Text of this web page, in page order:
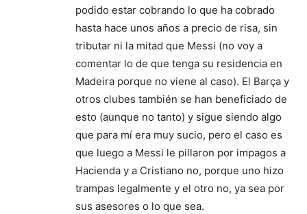
podido estar cobrando lo que ha cobrado
hasta hace unos años a precio de risa, sin
tributar ni la mitad que Messi (no voy a
comentar lo de que tenga su residencia en
Madeira porque no viene al caso). El Barça y
otros clubes también se han beneficiado de
esto (aunque no tanto) y sigue siendo algo
que para mí era muy sucio, pero el caso es
que luego a Messi le pillaron por impagos a
Hacienda y a Cristiano no, porque uno hizo
trampas legalmente y el otro no, ya sea por
sus asesores o lo que sea.